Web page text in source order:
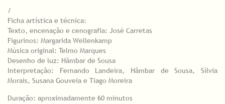
/
Ficha artística e técnica:
Texto, encenação e cenografia: José Carretas
Figurinos: Margarida Wellenkamp
Música original: Telmo Marques
Desenho de luz: Hâmbar de Sousa
Interpretação: Fernando Landeira, Hâmbar de Sousa, Sílvia
Morais, Susana Gouveia e Tiago Moreira
Duração: aproximadamente 60 minutos